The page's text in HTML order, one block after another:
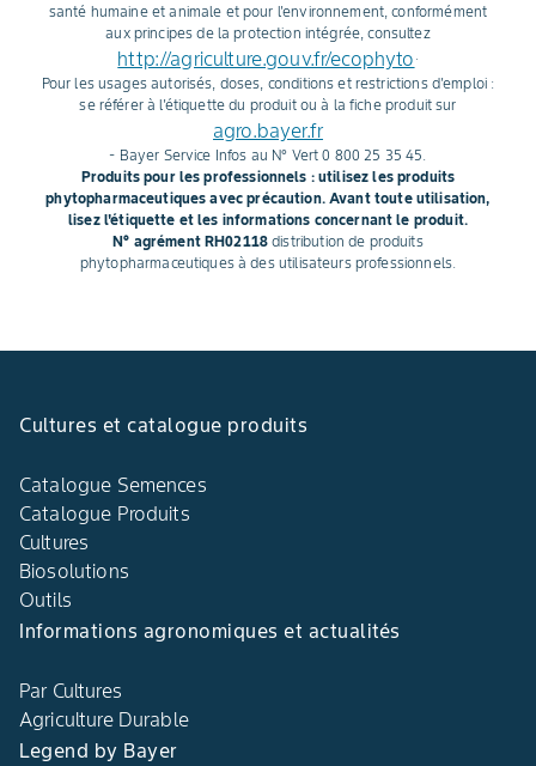
santé humaine et animale et pour l'environnement, conformément
aux principes de la protection intégrée, consultez
http://agriculture.gouv.fr/ecophyto .
Pour les usages autorisés, doses, conditions et restrictions d'emploi :
se référer à l'étiquette du produit ou à la fiche produit sur
agro.bayer.fr
- Bayer Service Infos au N° Vert 0 800 25 35 45.
Produits pour les professionnels : utilisez les produits
phytopharmaceutiques avec précaution. Avant toute utilisation,
lisez l'étiquette et les informations concernant le produit.
N° agrément RH02118 distribution de produits
phytopharmaceutiques à des utilisateurs professionnels.
Cultures et catalogue produits
Catalogue Semences
Catalogue Produits
Cultures
Biosolutions
Outils
Informations agronomiques et actualités
Par Cultures
Agriculture Durable
Legend by Bayer